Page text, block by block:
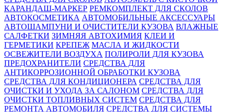
КАРАНДАШ-МАРКЕР РЕМКОМПЛЕКТ ДЛЯ СКОЛОВ
АВТОКОСМЕТИКА АВТОМОБИЛЬНЫЕ АКСЕССУАРЫ
АВТОШАМПУНИ И ОЧИСТИТЕЛИ КУЗОВА ВЛАЖНЫЕ
САЛФЕТКИ ЗИМНЯЯ АВТОХИМИЯ КЛЕИ И
ГЕРМЕТИКИ КРЕПЕЖ МАСЛА И ЖИДКОСТИ
ОСВЕЖИТЕЛИ ВОЗДУХА ПОЛИРОЛИ ДЛЯ КУЗОВА
ПРЕДОХРАНИТЕЛИ СРЕДСТВА ДЛЯ
АНТИКОРРОЗИОННОЙ ОБРАБОТКИ КУЗОВА
СРЕДСТВА ДЛЯ КОНДИЦИОНЕРА СРЕДСТВА ДЛЯ
ОЧИСТКИ И УХОДА ЗА САЛОНОМ СРЕДСТВА ДЛЯ
ОЧИСТКИ ТОПЛИВНЫХ СИСТЕМ СРЕДСТВА ДЛЯ
РЕМОНТА АВТОМОБИЛЯ СРЕДСТВА ДЛЯ СИСТЕМЫ